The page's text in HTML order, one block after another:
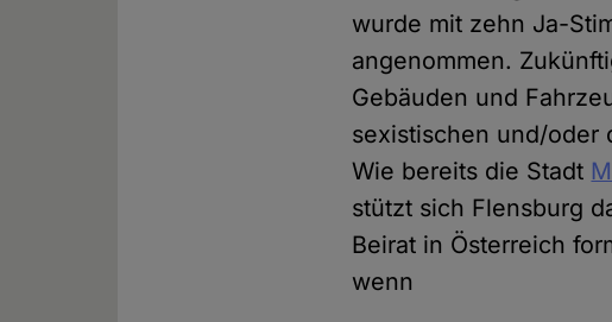
wurde mit zehn Ja-
angenommen.
Gebäuden und
sexistischen und/oder
Wie bereits die Stadt
stützt sich Flensburg
Beirat in Österreich
wenn